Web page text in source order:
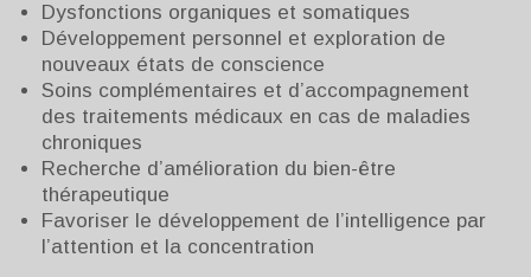
Dysfonctions organiques et somatiques
Développement personnel et exploration de
nouveaux états de conscience
Soins complémentaires et d’accompagnement
des traitements médicaux en cas de maladies
chroniques
Recherche d’amélioration du bien-être
thérapeutique
Favoriser le développement de l’intelligence par
l’attention et la concentration